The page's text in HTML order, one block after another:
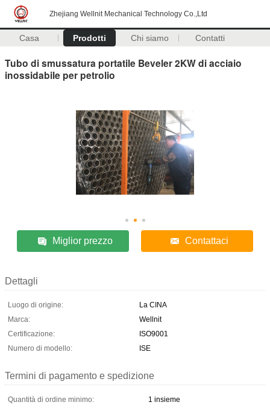
Zhejiang Wellnit Mechanical Technology Co.,Ltd
Casa Prodotti Chi siamo Contatti
Tubo di smussatura portatile Beveler 2KW di acciaio
inossidabile per petrolio
Miglior prezzo Contattaci
Dettagli
Luogo di origine:
La CINA
Marca:
Wellnit
Certificazione:
ISO9001
Numero di modello:
ISE
Termini di pagamento e spedizione
Quantità di ordine minimo:
1 insieme